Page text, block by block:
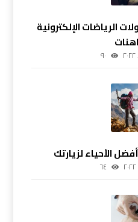
الرياضات الإلكترونية
٩٠
الأحياء لزيارتك
٦٤